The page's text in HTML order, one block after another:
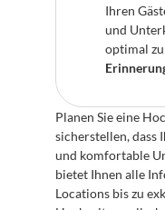
Ihren
und
optimal
Planen Sie eine
sicherstellen, dass
und komfortable
bietet Ihnen alle
Locations bis zu